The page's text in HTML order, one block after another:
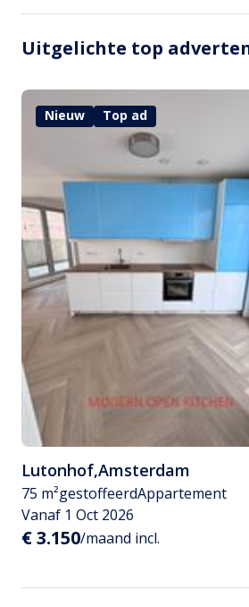
Uitgelichte top
Nieuw Top ad
Lutonhof,Amsterdam
75 m²gestoffeerdAppartement
Vanaf 1 Oct 2026
€ 3.150/maand incl.